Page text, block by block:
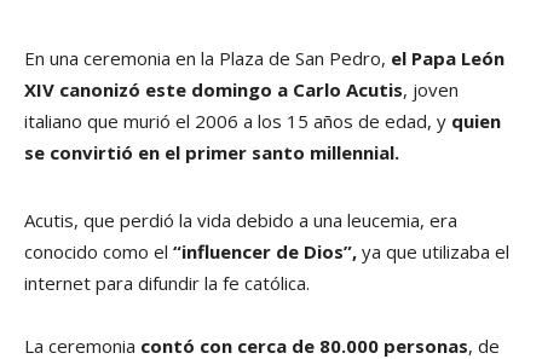
En una ceremonia en la Plaza de San Pedro, el Papa León
XIV canonizó este domingo a Carlo Acutis, joven
italiano que murió el 2006 a los 15 años de edad, y quien
se convirtió en el primer santo millennial.
Acutis, que perdió la vida debido a una leucemia, era
conocido como el “influencer de Dios”, ya que utilizaba el
internet para difundir la fe católica.
La ceremonia contó con cerca de 80.000 personas, de